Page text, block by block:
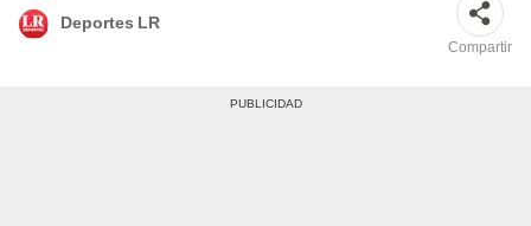
Deportes LR
Compartir